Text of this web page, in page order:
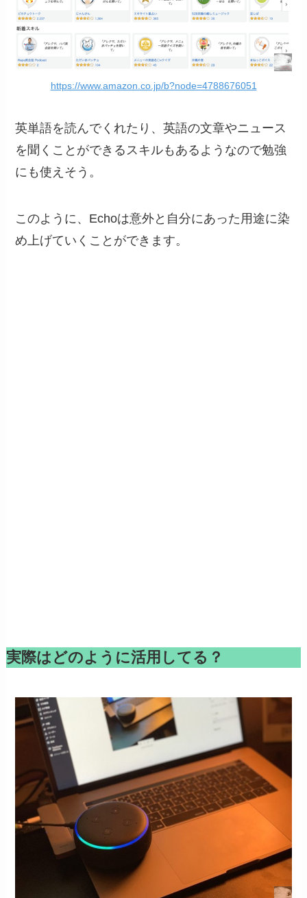
https://www.amazon.co.jp/b?node=4788676051
英単語を読んでくれたり、英語の文章やニュース
を聞くことができるスキルもあるようなので勉強
にも使えそう。
このように、Echoは意外と自分にあった用途に染
め上げていくことができます。
実際はどのように活用してる？